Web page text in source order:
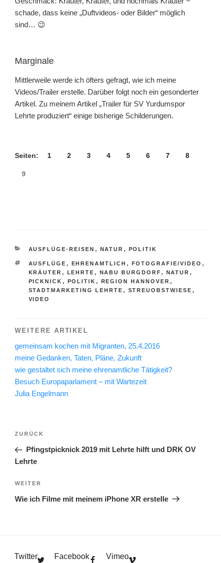
schade, dass keine „Duftvideos- oder Bilder“ möglich
sind… 😉
Marginale
Mittlerweile werde ich öfters gefragt, wie ich meine
Videos/Trailer erstelle. Darüber folgt noch ein gesonderter
Artikel. Zu meinem Artikel „Trailer für SV Yurdumspor
Lehrte produziert“ einige bisherige Schilderungen.
Seiten: 1 2 3 4 5 6 7 8
9
KATEGORIEN
AUSFLÜGE-REISEN , NATUR , POLITIK
SCHLAGWÖRTER
AUSFLÜGE , EHRENAMTLICH , FOTOGRAFIE/VIDEO ,
KRÄUTER , LEHRTE , NABU BURGDORF, NATUR ,
PICKNICK , POLITIK , REGION HANNOVER ,
STADTMARKETING LEHRTE , STREUOBSTWIESE ,
VIDEO
WEITERE ARTIKEL
gemeinsam kochen mit Migranten, 25.4.2016
meine Gedanken, Taten, Pläne, Zukunft
wie gestaltet sich meine ehrenamtliche Tätigkeit?
Besuch Europaparlament – mit Wartezeit
Julia Engelmann
Beitragsnavigation
Vorheriger
Beitrag
ZURÜCK
Pfingstpicknick 2019 mit Lehrte hilft und DRK OV
Lehrte
Nächster
Beitrag
WEITER
Wie ich Filme mit meinem iPhone XR erstelle
Twitter Facebook Vimeo